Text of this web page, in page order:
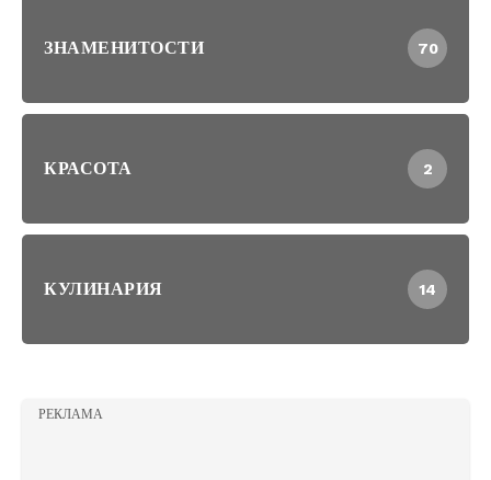
ЗНАМЕНИТОСТИ 70
КРАСОТА 2
КУЛИНАРИЯ 14
РЕКЛАМА